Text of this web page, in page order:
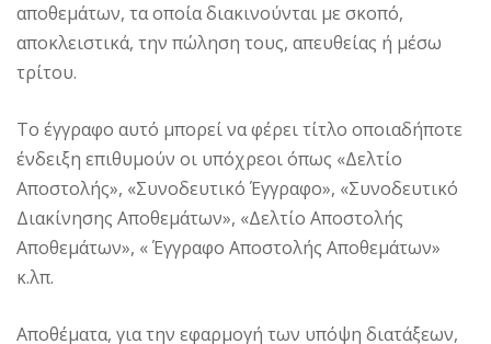
αποθεμάτων, τα οποία διακινούνται με σκοπό,
αποκλειστικά, την πώληση τους, απευθείας ή μέσω
τρίτου.
Το έγγραφο αυτό μπορεί να φέρει τίτλο οποιαδήποτε
ένδειξη επιθυμούν οι υπόχρεοι όπως «Δελτίο
Αποστολής», «Συνοδευτικό Έγγραφο», «Συνοδευτικό
Διακίνησης Αποθεμάτων», «Δελτίο Αποστολής
Αποθεμάτων», « Έγγραφο Αποστολής Αποθεμάτων»
κ.λπ.
Αποθέματα, για την εφαρμογή των υπόψη διατάξεων,